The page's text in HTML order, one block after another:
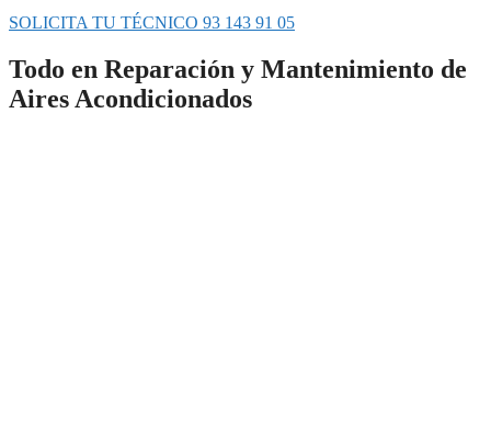
SOLICITA TU TÉCNICO 93 143 91 05
Todo en Reparación y Mantenimiento de
Aires Acondicionados